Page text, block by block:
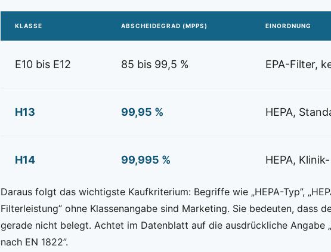
KLASSE ABSCHEIDEGRAD (MPPS) EINORDNUNG
E10 bis E12 85 bis 99,5 % EPA-Filter,
H13 99,95 % HEPA,
H14 99,995 % HEPA,
Daraus folgt das wichtigste Kaufkriterium: Begriffe wie „HEPA-Typ”,
Filterleistung” ohne Klassenangabe sind Marketing. Sie bedeuten, dass
gerade nicht belegt. Achtet im Datenblatt auf die ausdrückliche Angabe
nach EN 1822”.